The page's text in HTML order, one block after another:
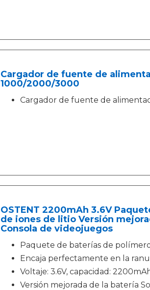
Cargador de fuente de
1000/2000/3000
Cargador de fuente de
OSTENT 2200mAh 3.6V
de iones de litio Versión
Consola de videojuegos
Paquete de baterías de
Encaja perfectamente en la
Voltaje: 3.6V, capacidad:
Versión mejorada de la batería